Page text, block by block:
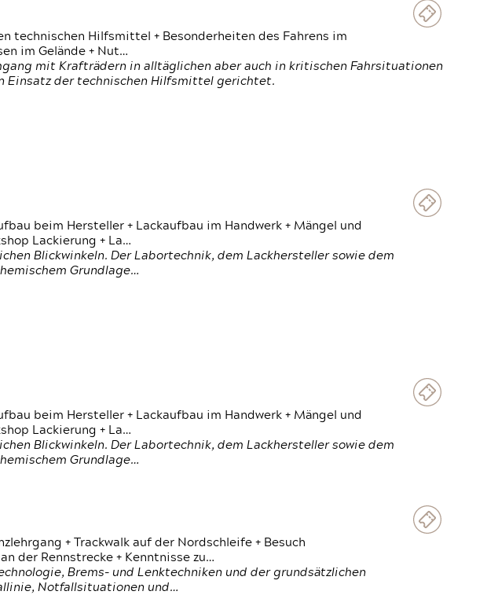
technischen Hilfsmittel + Besonderheiten des Fahrens im
im Gelände + Nut…
mit Krafträdern in alltäglichen aber auch in kritischen Fahrsituationen
Einsatz der technischen Hilfsmittel gerichtet.
beim Hersteller + Lackaufbau im Handwerk + Mängel und
Lackierung + La…
Blickwinkeln. Der Labortechnik, dem Lackhersteller sowie dem
Grundlage…
beim Hersteller + Lackaufbau im Handwerk + Mängel und
Lackierung + La…
Blickwinkeln. Der Labortechnik, dem Lackhersteller sowie dem
Grundlage…
+ Trackwalk auf der Nordschleife + Besuch
der Rennstrecke + Kenntnisse zu…
Brems- und Lenktechniken und der grundsätzlichen
Notfallsituationen und…